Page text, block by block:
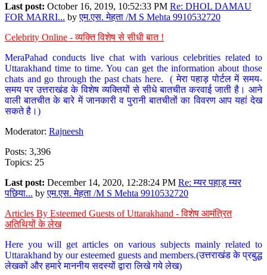
Last post: October 16, 2019, 10:52:33 PM Re: DHOL DAMAU
FOR MARRI... byएम.एस. मेहता /M S Mehta 9910532720
Celebrity Online - व्यक्ति विशेष से सीधी बात !
MeraPahad conducts live chat with various celebrities related to
Uttarakhand time to time. You can get the information about those
chats and go through the past chats here. ( मेरा पहाड़ पोर्टल में समय-
समय पर उत्तराखंड के विशेष व्यक्तियों से सीधे बातचीत करवाई जाती है। आने
वाली बातचीत के बारे में जानकारी व पुरानी बातचीतों का विवरण आप यहां देख
सकते है।)
Moderator: Rajneesh
Posts: 3,396
Topics: 25
Last post: December 14, 2020, 12:28:24 PM Re: म्यर पहाड़ म्यर
पछिया... byएम.एस. मेहता /M S Mehta 9910532720
Articles By Esteemed Guests of Uttarakhand - विशेष आमंत्रित
अतिथियों के लेख
Here you will get articles on various subjects mainly related to
Uttarakhand by our esteemed guests and members.(उत्तराखंड के प्रबुद्ध
लेखकों और हमारे माननीय सदस्यों द्वारा लिखे गये लेख)